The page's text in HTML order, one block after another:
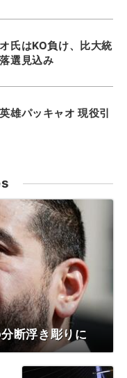
氏はKO負け、比大統
選見込み
雄パッキャオ 現役引
断浮き彫りに